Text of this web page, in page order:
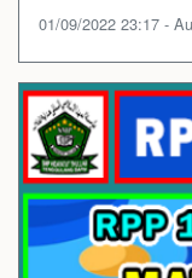
01/09/2022 23:17 -